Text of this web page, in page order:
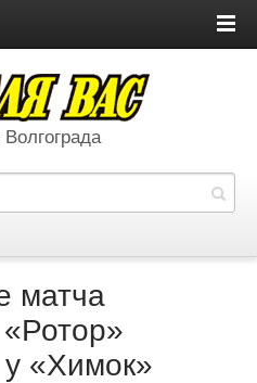
матча
«Ротор»
«Химок»